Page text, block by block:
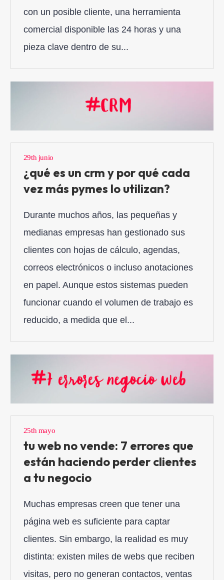
con un posible cliente, una herramienta
comercial disponible las 24 horas y una
pieza clave dentro de su...
29th junio
¿qué es un crm y por qué cada
vez más pymes lo utilizan?
Durante muchos años, las pequeñas y
medianas empresas han gestionado sus
clientes con hojas de cálculo, agendas,
correos electrónicos o incluso anotaciones
en papel. Aunque estos sistemas pueden
funcionar cuando el volumen de trabajo es
reducido, a medida que el...
25th mayo
tu web no vende: 7 errores que
están haciendo perder clientes
a tu negocio
Muchas empresas creen que tener una
página web es suficiente para captar
clientes. Sin embargo, la realidad es muy
distinta: existen miles de webs que reciben
visitas, pero no generan contactos, ventas